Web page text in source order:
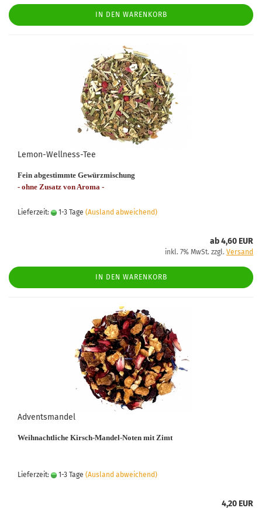
IN DEN WARENKORB
Lemon-Wellness-Tee
Fein abgestimmte Gewürzmischung
- ohne Zusatz von Aroma -
Lieferzeit: 1-3 Tage (Ausland abweichend)
ab 4,60 EUR
inkl. 7% MwSt. zzgl. Versand
IN DEN WARENKORB
Adventsmandel
Weihnachtliche Kirsch-Mandel-Noten mit Zimt
Lieferzeit: 1-3 Tage (Ausland abweichend)
4,20 EUR